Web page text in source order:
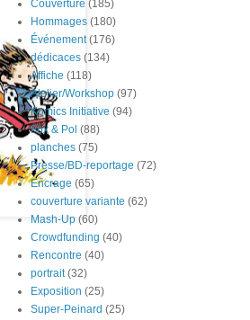
Couverture (185)
Hommages (180)
Événement (176)
dédicaces (134)
Affiche (118)
Atelier/Workshop (97)
Komics Initiative (94)
Fox & Pol (88)
planches (75)
Presse/BD-reportage (72)
Encrage (65)
couverture variante (62)
Mash-Up (60)
Crowdfunding (40)
Rencontre (40)
portrait (32)
Exposition (25)
Super-Peinard (25)